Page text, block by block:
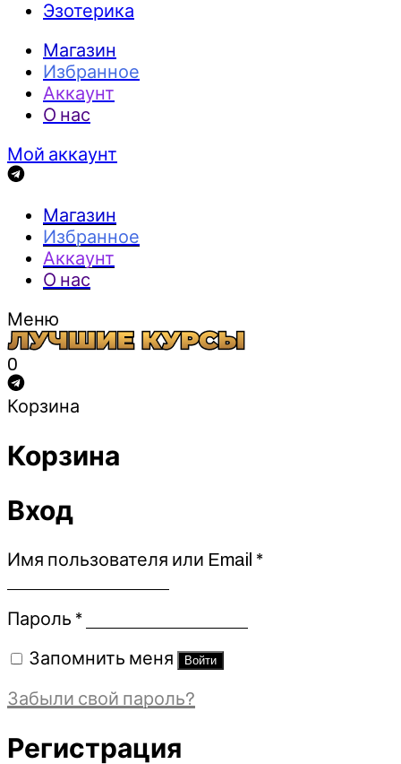
Эзотерика
Магазин
Избранное
Аккаунт
О нас
Мой аккаунт
Магазин
Избранное
Аккаунт
О нас
Меню
0
Корзина
Корзина
Вход
Имя пользователя или Email *Обязательно
Пароль *Обязательно
Запомнить меня Войти
Забыли свой пароль?
Регистрация